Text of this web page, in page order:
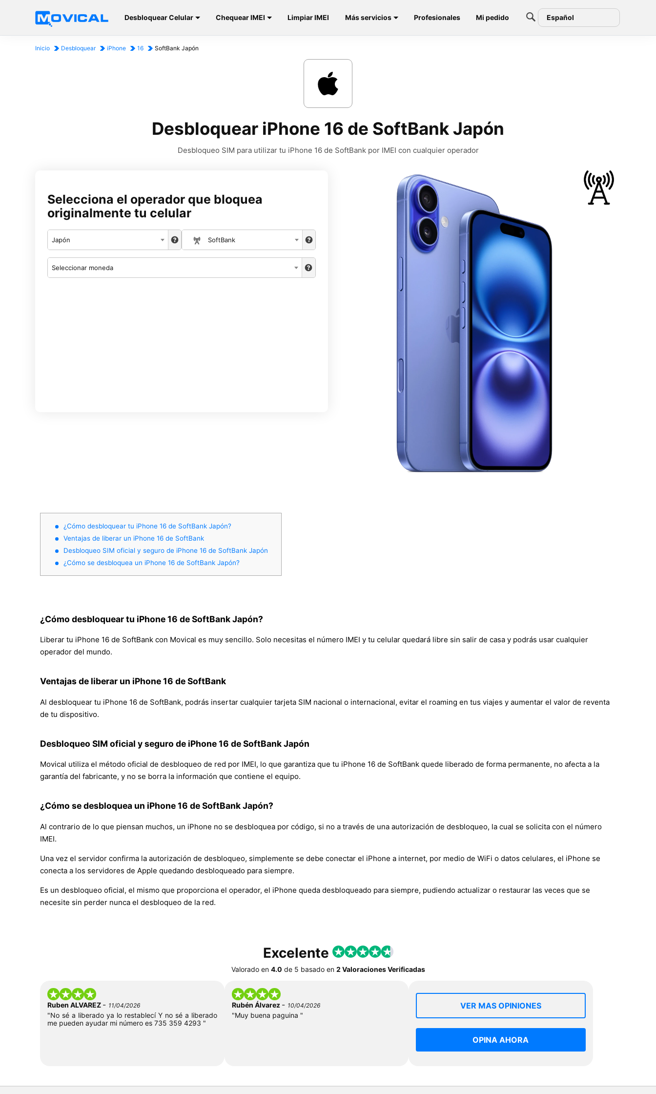
Desbloquear Celular Chequear IMEI Limpiar IMEI Más servicios Profesionales Mi pedido Español
Inicio Desbloquear iPhone 16 SoftBank Japón
Desbloquear iPhone 16 de SoftBank Japón
Desbloqueo SIM para utilizar tu iPhone 16 de SoftBank por IMEI con cualquier operador
Selecciona el operador que bloquea
originalmente tu celular
Japón SoftBank
Seleccionar moneda
¿Cómo desbloquear tu iPhone 16 de SoftBank Japón?
Ventajas de liberar un iPhone 16 de SoftBank
Desbloqueo SIM oficial y seguro de iPhone 16 de SoftBank Japón
¿Cómo se desbloquea un iPhone 16 de SoftBank Japón?
¿Cómo desbloquear tu iPhone 16 de SoftBank Japón?
Liberar tu iPhone 16 de SoftBank con Movical es muy sencillo. Solo necesitas el número IMEI y tu celular quedará libre sin salir de casa y podrás usar cualquier
operador del mundo.
Ventajas de liberar un iPhone 16 de SoftBank
Al desbloquear tu iPhone 16 de SoftBank, podrás insertar cualquier tarjeta SIM nacional o internacional, evitar el roaming en tus viajes y aumentar el valor de reventa
de tu dispositivo.
Desbloqueo SIM oficial y seguro de iPhone 16 de SoftBank Japón
Movical utiliza el método oficial de desbloqueo de red por IMEI, lo que garantiza que tu iPhone 16 de SoftBank quede liberado de forma permanente, no afecta a la
garantía del fabricante, y no se borra la información que contiene el equipo.
¿Cómo se desbloquea un iPhone 16 de SoftBank Japón?
Al contrario de lo que piensan muchos, un iPhone no se desbloquea por código, si no a través de una autorización de desbloqueo, la cual se solicita con el número
IMEI.
Una vez el servidor confirma la autorización de desbloqueo, simplemente se debe conectar el iPhone a internet, por medio de WiFi o datos celulares, el iPhone se
conecta a los servidores de Apple quedando desbloqueado para siempre.
Es un desbloqueo oficial, el mismo que proporciona el operador, el iPhone queda desbloqueado para siempre, pudiendo actualizar o restaurar las veces que se
necesite sin perder nunca el desbloqueo de la red.
Excelente
Valorado en 4.0 de 5 basado en 2 Valoraciones Verificadas
Ruben ALVAREZ - 11/04/2026
"No sé a liberado ya lo restablecí Y no sé a liberado
me pueden ayudar mi número es 735 359 4293 "
Rubén Álvarez - 10/04/2026
"Muy buena paguina "
VER MAS OPINIONES
OPINA AHORA